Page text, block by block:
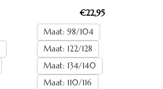
€22,95
Maat: 98/104
Maat: 122/128
Maat: 134/140
Maat: 110/116